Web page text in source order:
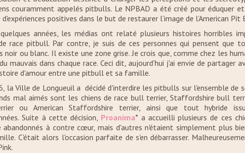
couramment appelés pitbulls. Le NPBAD a été créé pour éduquer
positives dans le but de restaurer l’image de l’American Pit
années, les médias ont relaté plusieurs histoires horribles
race pitbull. Par contre, je suis de ces personnes qui pensent que
noir ou blanc. Il existe une zone grise. Je crois que, comme chez les
mauvais dans chaque race. Ceci dit, aujourd'hui j'ai envie de partager
d'amour entre une pitbull et sa famille.
la Ville de Longueuil a décidé d'interdire les pitbulls sur l'ensemble de
mal aimés sont les chiens de race bull terrier, Staffordshire bull
ou American Staffordshire terrier, ainsi que tout hybride
Suite à cette décision, Proanima* a accueilli plusieurs de ces
à contre cœur, mais d'autres n'étaient simplement plus
C'était alors l'occasion parfaite de s'en débarrasser.